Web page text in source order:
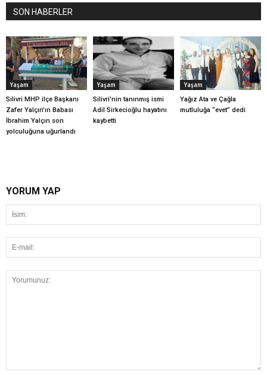
SON HABERLER
Yaşam
Silivri MHP ilçe Başkanı
Zafer Yalçın’ın Babası
İbrahim Yalçın son
yolculuğuna uğurlandı
Yaşam
Silivri'nin tanınmış ismi
Adil Sirkecioğlu hayatını
kaybetti
Yaşam
Yağız Ata ve Çağla
mutluluğa “evet” dedi
YORUM YAP